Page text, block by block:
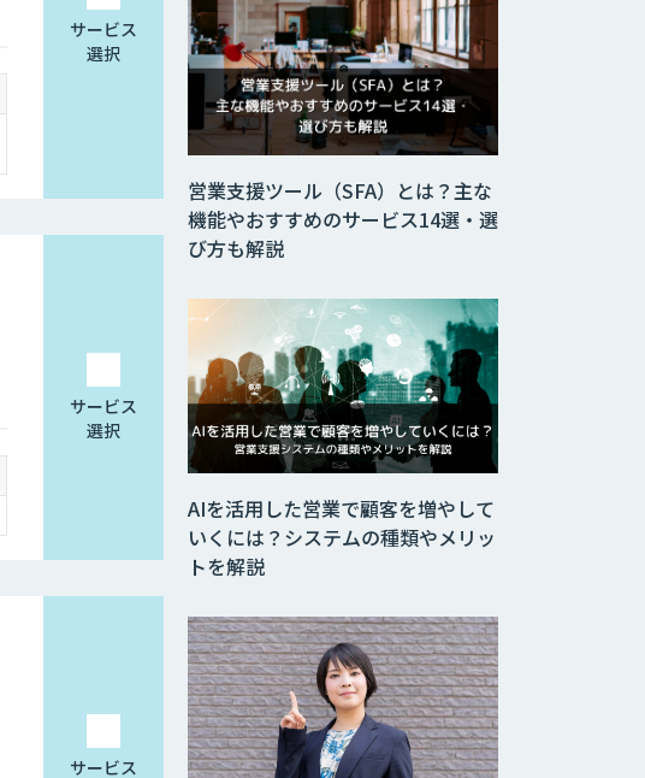
サービス
選択
サービス
選択
サービス
営業支援ツール（SFA）とは？主な
機能やおすすめのサービス14選・選
び方も解説
AIを活用した営業で顧客を増やして
いくには？システムの種類やメリッ
トを解説